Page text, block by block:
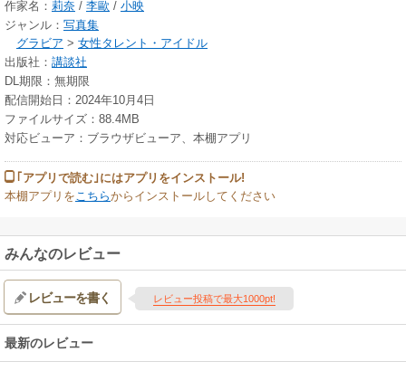
作家名： 莉奈 / 李歐 / 小映
ジャンル： 写真集
グラビア > 女性タレント・アイドル
出版社： 講談社
DL期限：無期限
配信開始日：2024年10月4日
ファイルサイズ：88.4MB
対応ビューア：ブラウザビューア、本棚アプリ
｢アプリで読む｣にはアプリをインストール!
本棚アプリを こちらからインストールしてください
みんなのレビュー
レビューを書く レビュー投稿で最大1000pt!
最新のレビュー